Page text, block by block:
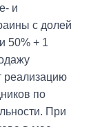
и
с долей
50% + 1
реализацию
по
При